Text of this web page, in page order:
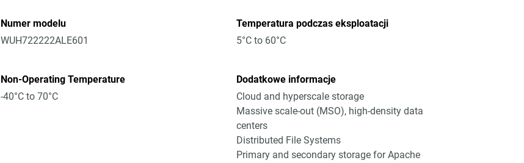
Numer modelu
WUH722222ALE601
Temperatura podczas eksploatacji
5°C to 60°C
Non-Operating Temperature
-40°C to 70°C
Dodatkowe informacje
Cloud and hyperscale storage
Massive scale-out (MSO), high-density data
centers
Distributed File Systems
Primary and secondary storage for Apache